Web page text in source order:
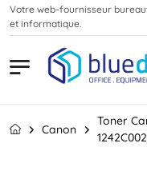
Votre web-fournisseur
et informatique.
Canon
Toner
1242C002